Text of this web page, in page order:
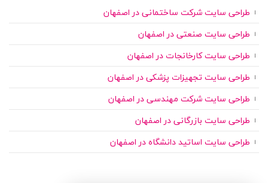
طراحی سایت شرکت ساختمانی در اصفهان
طراحی سایت صنعتی در اصفهان
طراحی سایت کارخانجات در اصفهان
طراحی سایت تجهیزات پزشکی در اصفهان
طراحی سایت شرکت مهندسی در اصفهان
طراحی سایت بازرگانی در اصفهان
طراحی سایت اساتید دانشگاه در اصفهان